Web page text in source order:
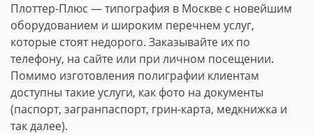
Плоттер-Плюс — типография в Москве с новейшим
оборудованием и широким перечнем услуг,
которые стоят недорого. Заказывайте их по
телефону, на сайте или при личном посещении.
Помимо изготовления полиграфии клиентам
доступны такие услуги, как фото на документы
(паспорт, загранпаспорт, грин-карта, медкнижка и
так далее).